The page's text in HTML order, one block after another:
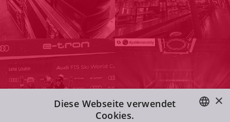
×
Diese Webseite verwendet
Cookies.